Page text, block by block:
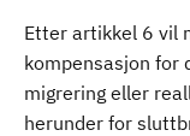
Etter artikkel 6 vil
kompensasjon for
migrering eller
herunder for